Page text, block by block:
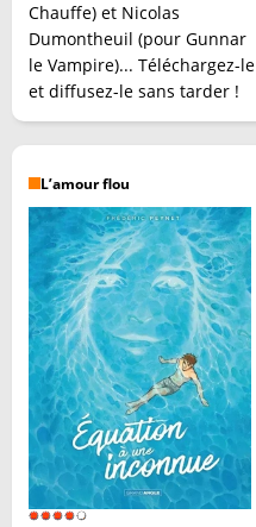
Chauffe) et Nicolas
Dumontheuil (pour Gunnar
le Vampire)... Téléchargez-le
et diffusez-le sans tarder !
L’amour flou